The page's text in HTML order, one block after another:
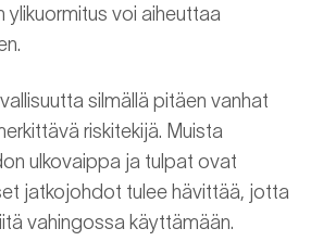
ylikuormitus voi aiheuttaa
silmällä pitäen vanhat
riskitekijä. Muista
ulkovaippa ja tulpat ovat
jatkojohdot tulee hävittää, jotta
vahingossa käyttämään.